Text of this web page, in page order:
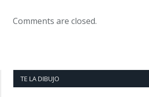
Comments are closed.
TE LA DIBUJO